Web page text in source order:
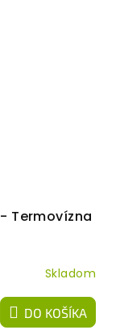
Termovízna
Skladom
DO KOŠÍKA